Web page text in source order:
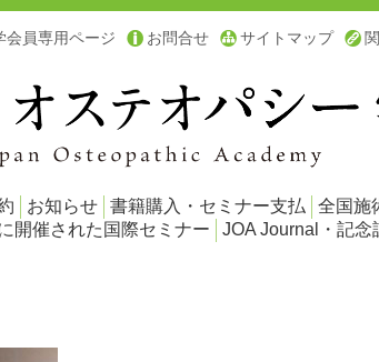
サイトマップ
お問合せ
会員専用ページ
お知らせ 書籍購入・セミナー支払 全国施
開催された国際セミナー JOA Journal・記念